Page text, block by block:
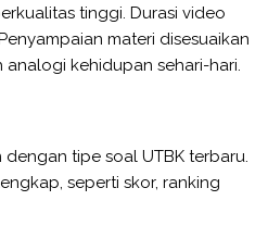
tinggi. Durasi video
materi disesuaikan
kehidupan sehari-hari.
tipe soal UTBK terbaru.
seperti skor, ranking